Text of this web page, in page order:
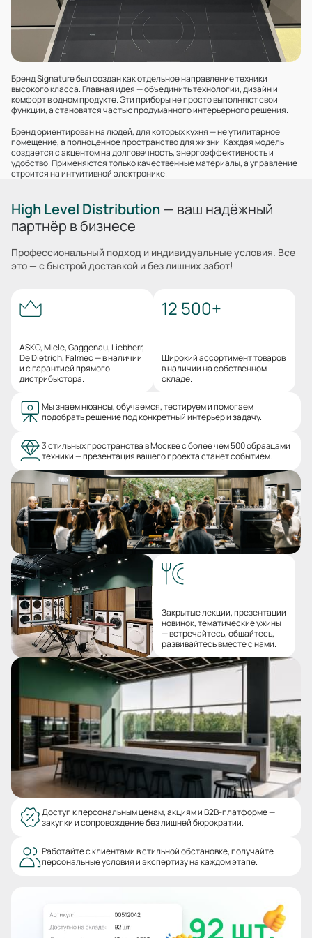
Бренд Signature был создан как отдельное направление техники
высокого класса. Главная идея — объединить технологии, дизайн и
комфорт в одном продукте. Эти приборы не просто выполняют свои
функции, а становятся частью продуманного интерьерного решения.
Бренд ориентирован на людей, для которых кухня — не утилитарное
помещение, а полноценное пространство для жизни. Каждая модель
создается с акцентом на долговечность, энергоэффективность и
удобство. Применяются только качественные материалы, а управление
строится на интуитивной электронике.
High Level Distribution — ваш надёжный
партнёр в бизнесе
Профессиональный подход и индивидуальные условия. Все
это — с быстрой доставкой и без лишних забот!
ASKO, Miele, Gaggenau, Liebherr,
De Dietrich, Falmec — в наличии
и с гарантией прямого
дистрибьютора.
12 500+
Широкий ассортимент товаров
в наличии на собственном
складе.
Мы знаем нюансы, обучаемся, тестируем и помогаем
подобрать решение под конкретный интерьер и задачу.
3 стильных пространства в Москве с более чем 500 образцами
техники — презентация вашего проекта станет событием.
Закрытые лекции, презентации
новинок, тематические ужины
— встречайтесь, общайтесь,
развивайтесь вместе с нами.
Доступ к персональным ценам, акциям и B2B-платформе —
закупки и сопровождение без лишней бюрократии.
Работайте с клиентами в стильной обстановке, получайте
персональные условия и экспертизу на каждом этапе.